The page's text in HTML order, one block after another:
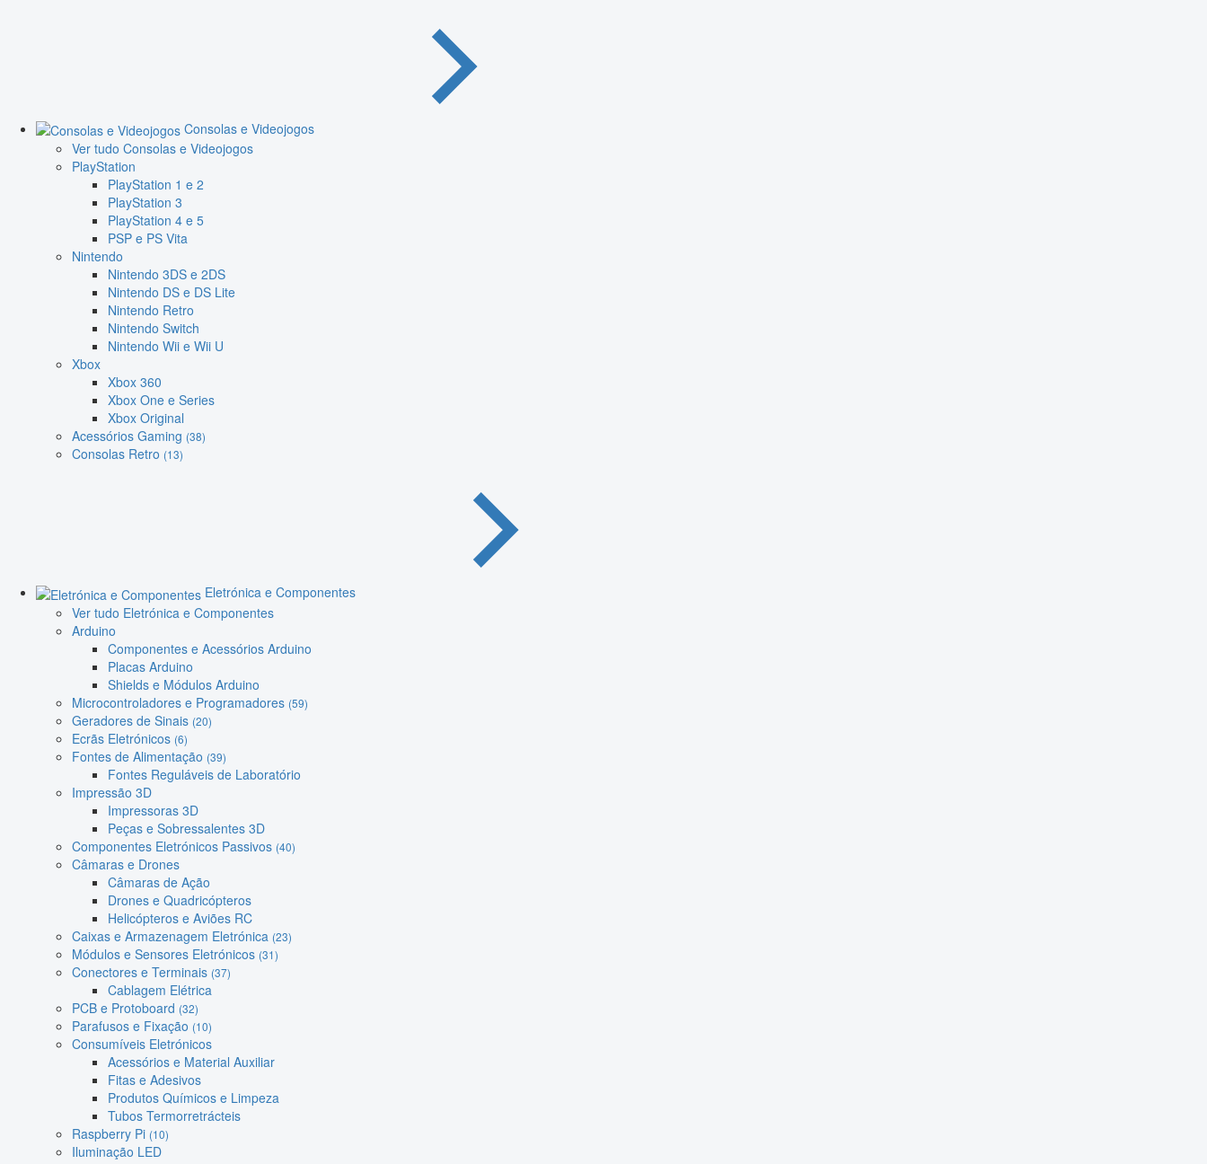
Consolas e Videojogos
Ver tudo Consolas e Videojogos
PlayStation
PlayStation 1 e 2
PlayStation 3
PlayStation 4 e 5
PSP e PS Vita
Nintendo
Nintendo 3DS e 2DS
Nintendo DS e DS Lite
Nintendo Retro
Nintendo Switch
Nintendo Wii e Wii U
Xbox
Xbox 360
Xbox One e Series
Xbox Original
Acessórios Gaming (38)
Consolas Retro (13)
Eletrónica e Componentes
Ver tudo Eletrónica e Componentes
Arduino
Componentes e Acessórios Arduino
Placas Arduino
Shields e Módulos Arduino
Microcontroladores e Programadores (59)
Geradores de Sinais (20)
Ecrãs Eletrónicos (6)
Fontes de Alimentação (39)
Fontes Reguláveis de Laboratório
Impressão 3D
Impressoras 3D
Peças e Sobressalentes 3D
Componentes Eletrónicos Passivos (40)
Câmaras e Drones
Câmaras de Ação
Drones e Quadricópteros
Helicópteros e Aviões RC
Caixas e Armazenagem Eletrónica (23)
Módulos e Sensores Eletrónicos (31)
Conectores e Terminais (37)
Cablagem Elétrica
PCB e Protoboard (32)
Parafusos e Fixação (10)
Consumíveis Eletrónicos
Acessórios e Material Auxiliar
Fitas e Adesivos
Produtos Químicos e Limpeza
Tubos Termorretrácteis
Raspberry Pi (10)
Iluminação LED